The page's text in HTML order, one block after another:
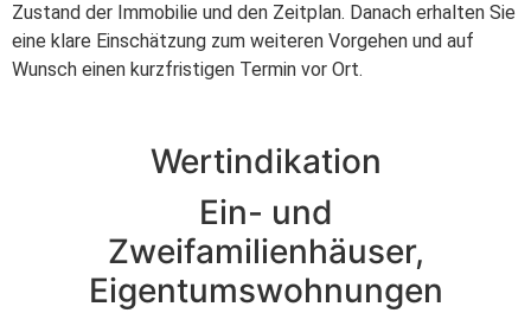
Zustand der Immobilie und den Zeitplan. Danach erhalten Sie
eine klare Einschätzung zum weiteren Vorgehen und auf
Wunsch einen kurzfristigen Termin vor Ort.
Wertindikation
Ein- und
Zweifamilienhäuser,
Eigentumswohnungen